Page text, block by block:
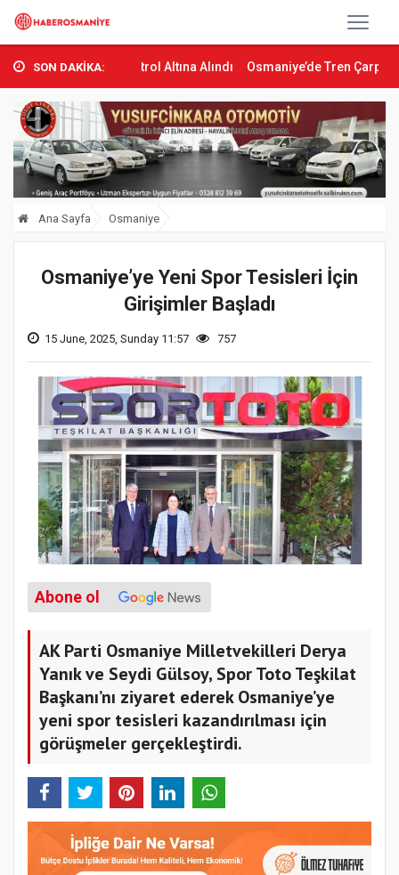
SON DAKİKA:
Kontrol Altına Alındı Osmaniye’de Tren Çarpması: Genç
Ana Sayfa Osmaniye
Osmaniye’ye Yeni Spor Tesisleri İçin
Girişimler Başladı
15 June, 2025, Sunday 11:57 757
Abone ol
AK Parti Osmaniye Milletvekilleri Derya
Yanık ve Seydi Gülsoy, Spor Toto Teşkilat
Başkanı’nı ziyaret ederek Osmaniye’ye
yeni spor tesisleri kazandırılması için
görüşmeler gerçekleştirdi.